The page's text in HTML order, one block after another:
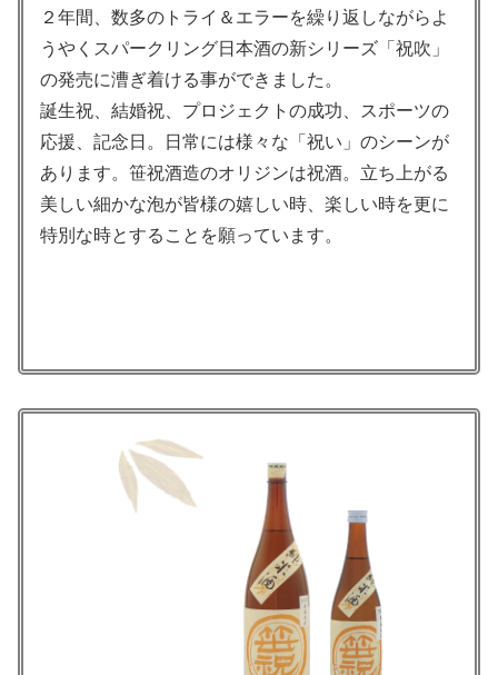
２年間、数多のトライ＆エラーを繰り返しながらよ
うやくスパークリング日本酒の新シリーズ「祝吹」
の発売に漕ぎ着ける事ができました。
誕生祝、結婚祝、プロジェクトの成功、スポーツの
応援、記念日。日常には様々な「祝い」のシーンが
あります。笹祝酒造のオリジンは祝酒。立ち上がる
美しい細かな泡が皆様の嬉しい時、楽しい時を更に
特別な時とすることを願っています。